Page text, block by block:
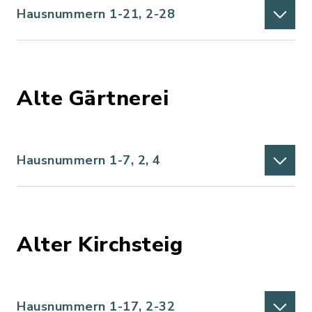
Hausnummern 1-21, 2-28
Alte Gärtnerei
Hausnummern 1-7, 2, 4
Alter Kirchsteig
Hausnummern 1-17, 2-32